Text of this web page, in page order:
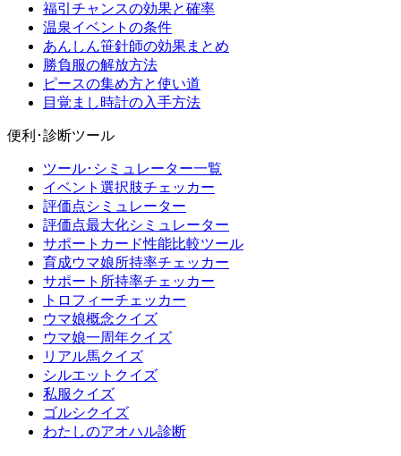
福引チャンスの効果と確率
温泉イベントの条件
あんしん笹針師の効果まとめ
勝負服の解放方法
ピースの集め方と使い道
目覚まし時計の入手方法
便利･診断ツール
ツール･シミュレーター一覧
イベント選択肢チェッカー
評価点シミュレーター
評価点最大化シミュレーター
サポートカード性能比較ツール
育成ウマ娘所持率チェッカー
サポート所持率チェッカー
トロフィーチェッカー
ウマ娘概念クイズ
ウマ娘一周年クイズ
リアル馬クイズ
シルエットクイズ
私服クイズ
ゴルシクイズ
わたしのアオハル診断